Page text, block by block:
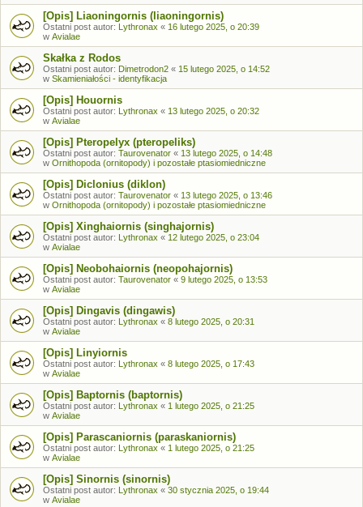
[Opis] Liaoningornis (liaoningornis)
Ostatni post autor: Lythronax « 16 lutego 2025, o 20:39
w Avialae
Skałka z Rodos
Ostatni post autor: Dimetrodon2 « 15 lutego 2025, o 14:52
w Skamieniałości - identyfikacja
[Opis] Houornis
Ostatni post autor: Lythronax « 13 lutego 2025, o 20:32
w Avialae
[Opis] Pteropelyx (pteropeliks)
Ostatni post autor: Taurovenator « 13 lutego 2025, o 14:48
w Ornithopoda (ornitopody) i pozostałe ptasiomiedniczne
[Opis] Diclonius (diklon)
Ostatni post autor: Taurovenator « 13 lutego 2025, o 13:46
w Ornithopoda (ornitopody) i pozostałe ptasiomiedniczne
[Opis] Xinghaiornis (singhajornis)
Ostatni post autor: Lythronax « 12 lutego 2025, o 23:04
w Avialae
[Opis] Neobohaiornis (neopohajornis)
Ostatni post autor: Taurovenator « 9 lutego 2025, o 13:53
w Avialae
[Opis] Dingavis (dingawis)
Ostatni post autor: Lythronax « 8 lutego 2025, o 20:31
w Avialae
[Opis] Linyiornis
Ostatni post autor: Lythronax « 8 lutego 2025, o 17:43
w Avialae
[Opis] Baptornis (baptornis)
Ostatni post autor: Lythronax « 1 lutego 2025, o 21:25
w Avialae
[Opis] Parascaniornis (paraskaniornis)
Ostatni post autor: Lythronax « 1 lutego 2025, o 21:25
w Avialae
[Opis] Sinornis (sinornis)
Ostatni post autor: Lythronax « 30 stycznia 2025, o 19:44
w Avialae